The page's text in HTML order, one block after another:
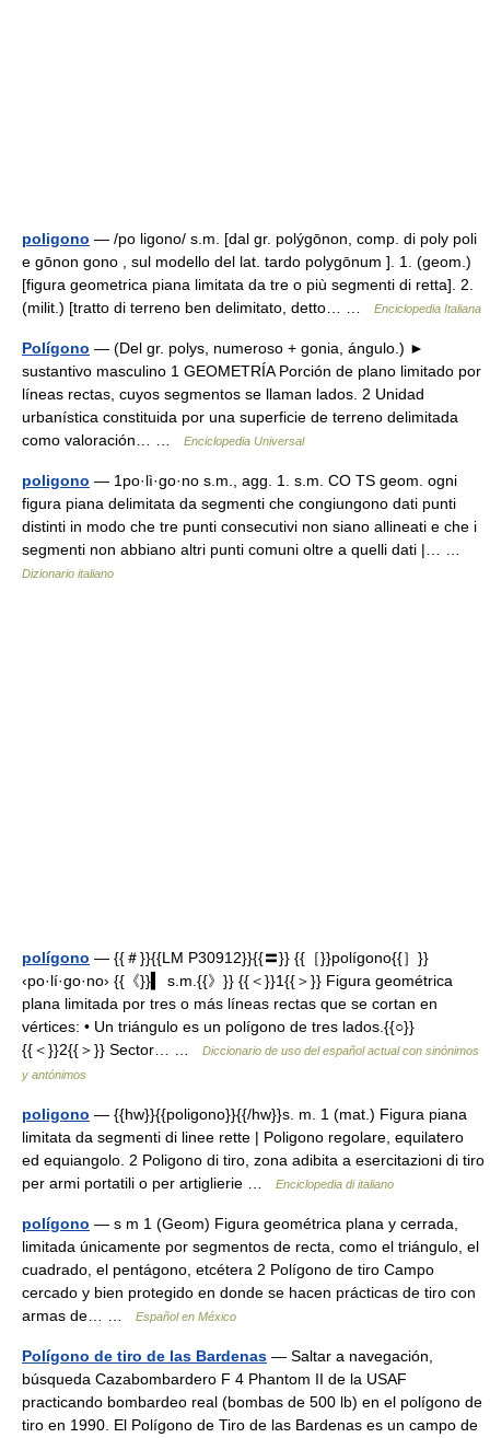
poligono — /po ligono/ s.m. [dal gr. polýgōnon, comp. di poly poli
e gōnon gono , sul modello del lat. tardo polygōnum ]. 1. (geom.)
[figura geometrica piana limitata da tre o più segmenti di retta]. 2.
(milit.) [tratto di terreno ben delimitato, detto… …
Enciclopedia Italiana
Polígono — (Del gr. polys, numeroso + gonia, ángulo.) ►
sustantivo masculino 1 GEOMETRÍA Porción de plano limitado por
líneas rectas, cuyos segmentos se llaman lados. 2 Unidad
urbanística constituida por una superficie de terreno delimitada
como valoración… …
Enciclopedia Universal
poligono — 1po·lì·go·no s.m., agg. 1. s.m. CO TS geom. ogni
figura piana delimitata da segmenti che congiungono dati punti
distinti in modo che tre punti consecutivi non siano allineati e che i
segmenti non abbiano altri punti comuni oltre a quelli dati |… …
Dizionario italiano
polígono — {{＃}}{{LM P30912}}{{〓}} {{［}}polígono{{］}}
‹po·lí·go·no› {{《}}▍ s.m.{{》}} {{＜}}1{{＞}} Figura geométrica
plana limitada por tres o más líneas rectas que se cortan en
vértices: • Un triángulo es un polígono de tres lados.{{○}}
{{＜}}2{{＞}} Sector… …
Diccionario de uso del español actual con sinónimos
y antónimos
poligono — {{hw}}{{poligono}}{{/hw}}s. m. 1 (mat.) Figura piana
limitata da segmenti di linee rette | Poligono regolare, equilatero
ed equiangolo. 2 Poligono di tiro, zona adibita a esercitazioni di tiro
per armi portatili o per artiglierie …
Enciclopedia di italiano
polígono — s m 1 (Geom) Figura geométrica plana y cerrada,
limitada únicamente por segmentos de recta, como el triángulo, el
cuadrado, el pentágono, etcétera 2 Polígono de tiro Campo
cercado y bien protegido en donde se hacen prácticas de tiro con
armas de… …
Español en México
Polígono de tiro de las Bardenas — Saltar a navegación,
búsqueda Cazabombardero F 4 Phantom II de la USAF
practicando bombardeo real (bombas de 500 lb) en el polígono de
tiro en 1990. El Polígono de Tiro de las Bardenas es un campo de